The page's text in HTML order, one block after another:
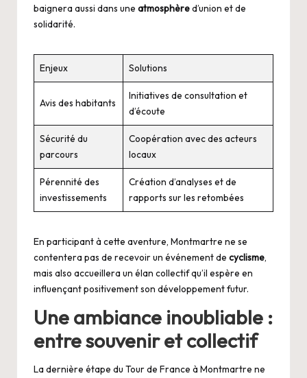
baignera aussi dans une atmosphèred’union et de
solidarité.
Enjeux Solutions
Avis des habitants
Initiatives de consultation et
d’écoute
Sécurité du
parcours
Coopération avec des acteurs
locaux
Pérennité des
investissements
Création d’analyses et de
rapports sur les retombées
En participant à cette aventure, Montmartre ne se
contentera pas de recevoir un événement de cyclisme,
mais also accueillera un élan collectif qu’il espère en
influençant positivement son développement futur.
Une ambiance inoubliable :
entre souvenir et collectif
La dernière étape du Tour de France à Montmartre ne